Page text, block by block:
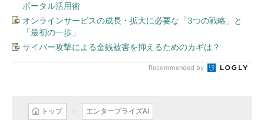
ポータル活用術
オンラインサービスの成長・拡大に必要な「3つの戦略」と
「最初の一歩」
サイバー攻撃による金銭被害を抑えるためのカギは？
Recommended by
トップ エンタープライズAI